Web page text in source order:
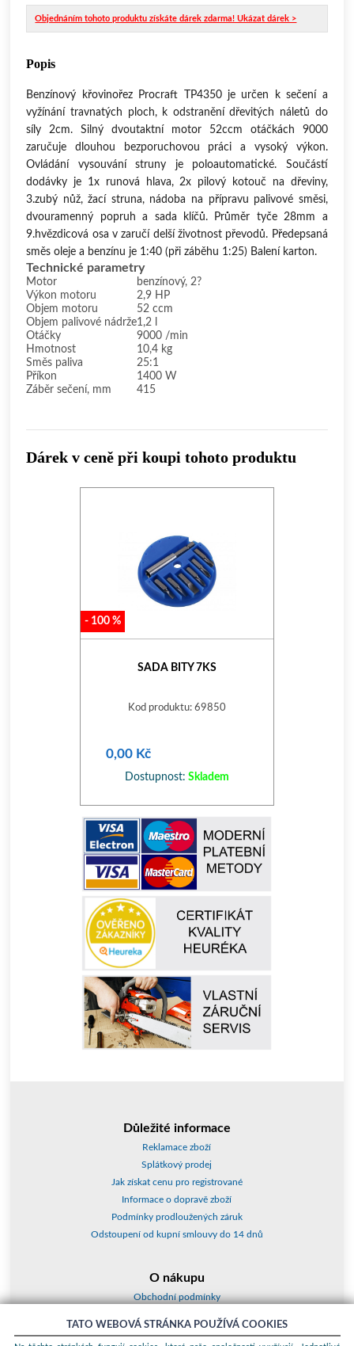
Objednáním tohoto produktu získáte dárek zdarma! Ukázat dárek >
Popis
Benzínový křovinořez Procraft TP4350 je určen k sečení a
vyžínání travnatých ploch, k odstranění dřevitých náletů do
síly 2cm. Silný dvoutaktní motor 52ccm otáčkách 9000
zaručuje dlouhou bezporuchovou práci a vysoký výkon.
Ovládání vysouvání struny je poloautomatické. Součástí
dodávky je 1x runová hlava, 2x pilový kotouč na dřeviny,
3.zubý nůž, žací struna, nádoba na přípravu palivové směsi,
dvouramenný popruh a sada klíčů. Průměr tyče 28mm a
9.hvězdicová osa v zaručí delší životnost převodů. Předepsaná
směs oleje a benzínu je 1:40 (při záběhu 1:25) Balení karton.
Technické parametry
Motor
benzínový, 2?
Výkon motoru
2,9 HP
Objem motoru
52 ccm
Objem palivové nádrže1,2 l
Otáčky
9000 /min
Hmotnost
10,4 kg
Směs paliva
25:1
Příkon
1400 W
Záběr sečení, mm
415
Dárek v ceně při koupi tohoto produktu
- 100 %
SADA BITY 7KS
Kod produktu: 69850
0,00 Kč
Dostupnost: Skladem
Důležité informace
Reklamace zboží
Splátkový prodej
Jak získat cenu pro registrované
Informace o dopravě zboží
Podmínky prodloužených záruk
Odstoupení od kupní smlouvy do 14 dnů
O nákupu
Obchodní podmínky
TATO WEBOVÁ STRÁNKA POUŽÍVÁ COOKIES